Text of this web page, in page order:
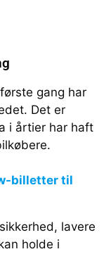
gang har
Det er
i årtier har haft
billetter til
lavere
holde i